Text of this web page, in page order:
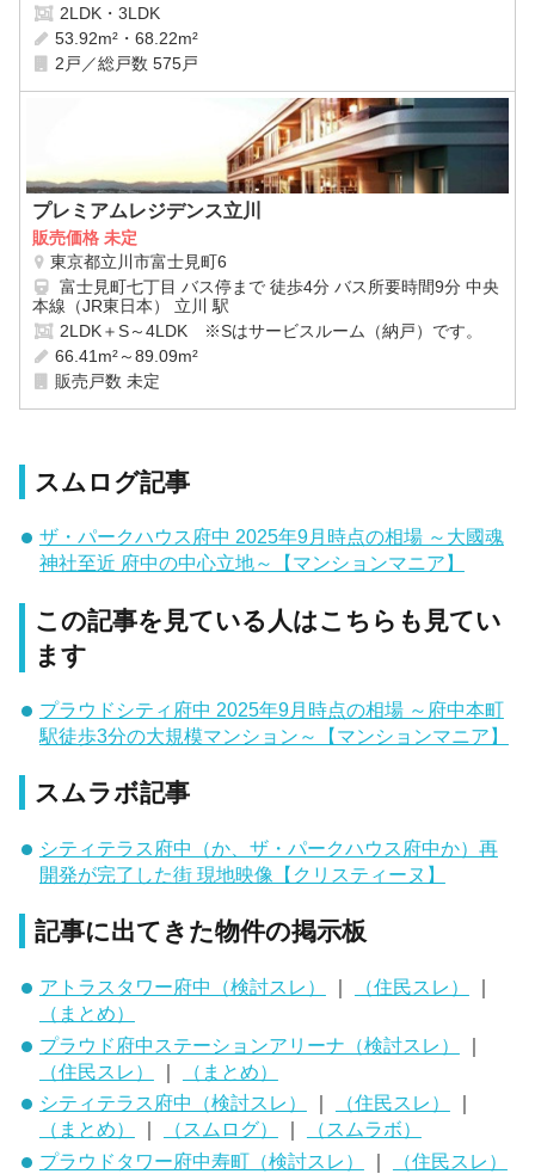
2LDK・3LDK
53.92m²・68.22m²
2戸／総戸数 575戸
プレミアムレジデンス立川
販売価格 未定
東京都立川市富士見町6
富士見町七丁目 バス停まで 徒歩4分 バス所要時間9分 中央
本線（JR東日本） 立川 駅
2LDK＋S～4LDK ※Sはサービスルーム（納戸）です。
66.41m²～89.09m²
販売戸数 未定
スムログ記事
ザ・パークハウス府中 2025年9月時点の相場 ～大國魂
神社至近 府中の中心立地～【マンションマニア】
この記事を見ている人はこちらも見てい
ます
プラウドシティ府中 2025年9月時点の相場 ～府中本町
駅徒歩3分の大規模マンション～【マンションマニア】
スムラボ記事
シティテラス府中（か、ザ・パークハウス府中か）再
開発が完了した街 現地映像【クリスティーヌ】
記事に出てきた物件の掲示板
アトラスタワー府中（検討スレ） ｜ （住民スレ）
｜
（まとめ）
プラウド府中ステーションアリーナ（検討スレ）
｜
（住民スレ）
｜
（まとめ）
シティテラス府中（検討スレ）
（住民スレ）
（まとめ）
（スムログ）
（スムラボ）
プラウドタワー府中寿町（検討スレ）
｜
（住民スレ）